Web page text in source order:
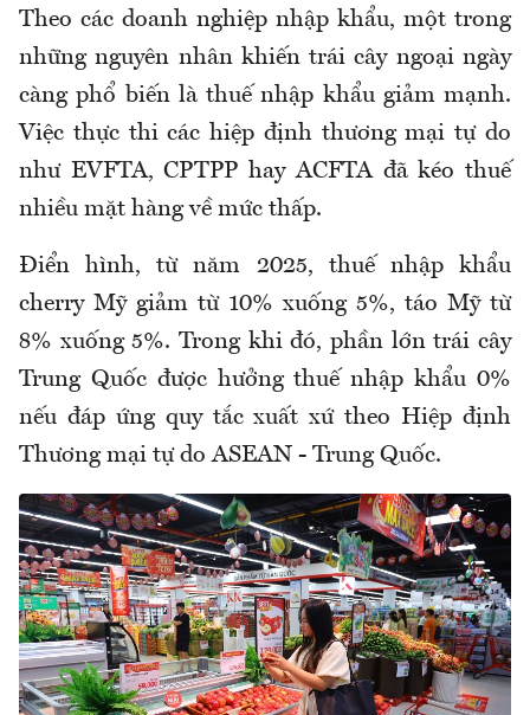
Theo các doanh nghiệp nhập khẩu, một trong
những nguyên nhân khiến trái cây ngoại ngày
càng phổ biến là thuế nhập khẩu giảm mạnh.
Việc thực thi các hiệp định thương mại tự do
như EVFTA, CPTPP hay ACFTA đã kéo thuế
nhiều mặt hàng về mức thấp.
Điển hình, từ năm 2025, thuế nhập khẩu
cherry Mỹ giảm từ 10% xuống 5%, táo Mỹ từ
8% xuống 5%. Trong khi đó, phần lớn trái cây
Trung Quốc được hưởng thuế nhập khẩu 0%
nếu đáp ứng quy tắc xuất xứ theo Hiệp định
Thương mại tự do ASEAN - Trung Quốc.